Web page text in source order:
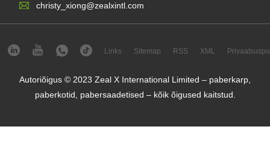
christy_xiong@zealxintl.com
Links Sitemap RSS XML
Autoriõigus © 2023 Zeal X International Limited – paberkarp,
paberkotid, pabersaadetised – kõik õigused kaitstud.